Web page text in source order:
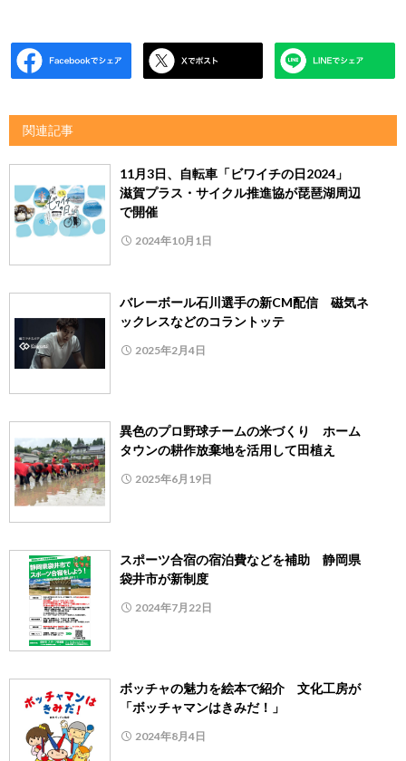
関連記事
11月3日、自転車「ビワイチの日2024」
滋賀プラス・サイクル推進協が琵琶湖周辺
で開催
2024年10月1日
バレーボール石川選手の新CM配信 磁気ネ
ックレスなどのコラントッテ
2025年2月4日
異色のプロ野球チームの米づくり ホーム
タウンの耕作放棄地を活用して田植え
2025年6月19日
スポーツ合宿の宿泊費などを補助 静岡県
袋井市が新制度
2024年7月22日
ボッチャの魅力を絵本で紹介 文化工房が
「ボッチャマンはきみだ！」
2024年8月4日